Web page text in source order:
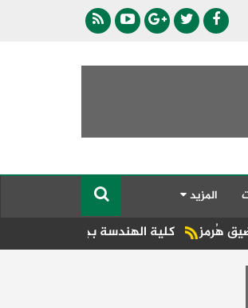
المزيد
كلية الهندسة بجامعة دمنهور تطلق فعاليات